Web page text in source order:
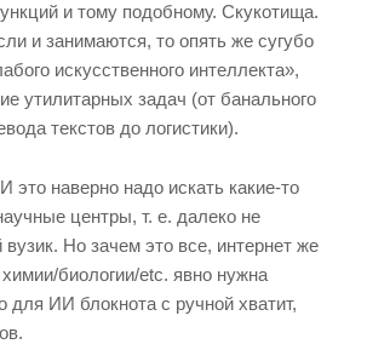
и тому подобному. Скукотища.
и занимаются, то опять же сугубо
искусственного интеллекта»,
утилитарных задач (от банального
текстов до логистики).
наверно надо искать какие-то
центры, т. е. далеко не
Но зачем это все, интернет же
биологии/etc. явно нужна
для ИИ блокнота с ручной хватит,